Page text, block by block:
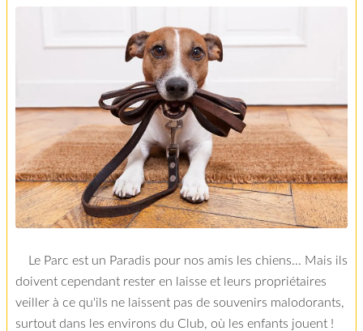
Le Parc est un Paradis pour nos amis les chiens... Mais ils
doivent cependant rester en laisse et leurs propriétaires
veiller à ce qu'ils ne laissent pas de souvenirs malodorants,
surtout dans les environs du Club, où les enfants jouent !